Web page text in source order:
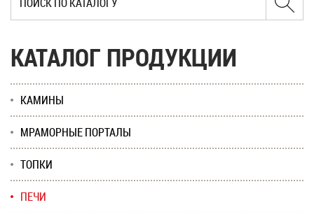
КАТАЛОГ ПРОДУКЦИИ
КАМИНЫ
МРАМОРНЫЕ ПОРТАЛЫ
ТОПКИ
ПЕЧИ